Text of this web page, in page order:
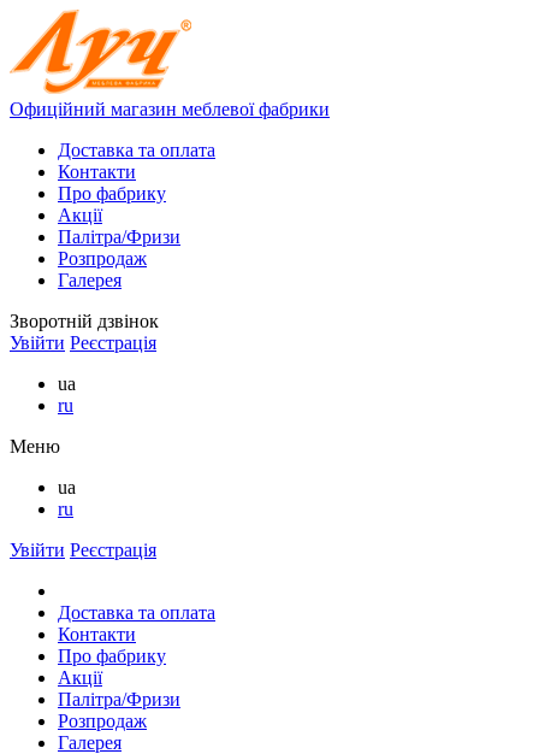
Офиційний магазин меблевої фабрики
Доставка та оплата
Контакти
Про фабрику
Акції
Палітра/Фризи
Розпродаж
Галерея
Зворотній дзвінок
Увійти Реєстрація
ua
ru
Меню
ua
ru
Увійти Реєстрація
Доставка та оплата
Контакти
Про фабрику
Акції
Палітра/Фризи
Розпродаж
Галерея